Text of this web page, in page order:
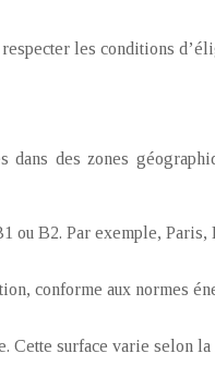
les conditions
des zones
ou B2. Par exemple,
conforme aux normes
surface varie selon